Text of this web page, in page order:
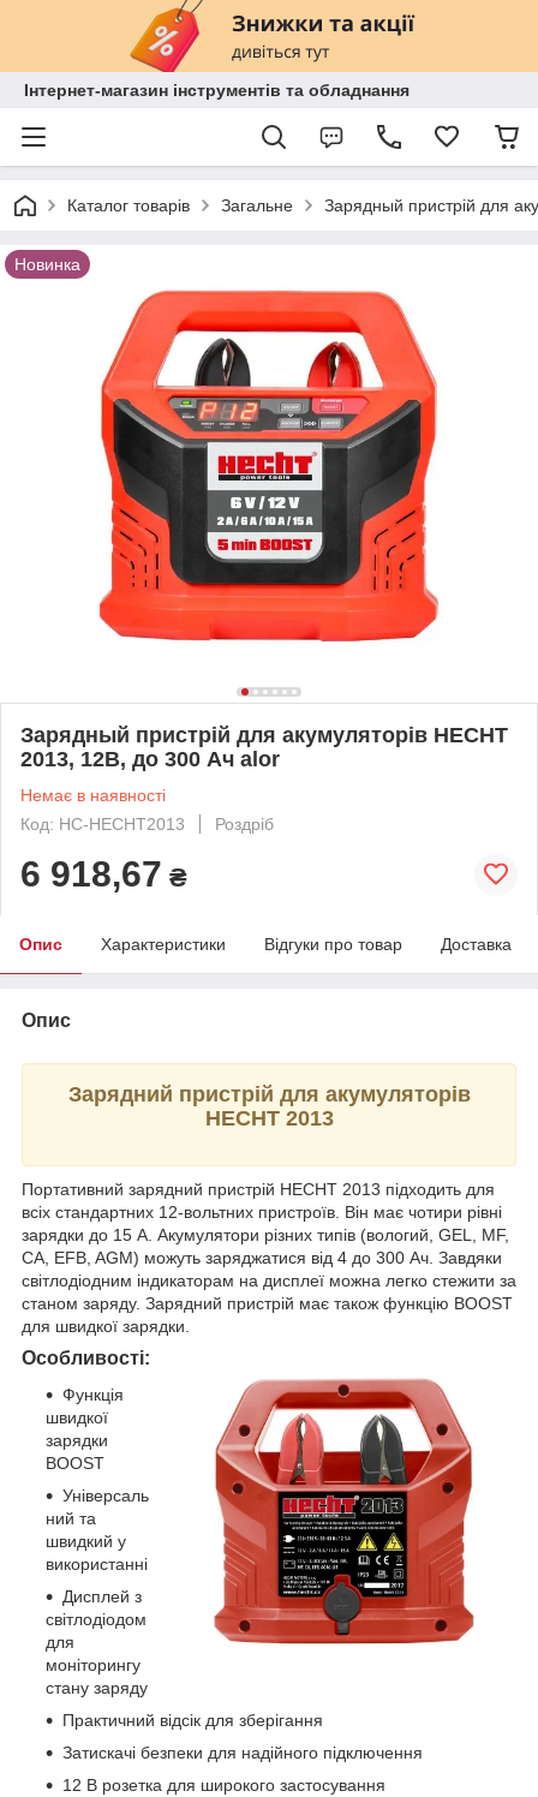
Інтернет-магазин інструментів та обладнання
Каталог товарів Загальне Зарядный пристрій для
Новинка
Зарядный пристрій для акумуляторів HECHT
2013, 12В, до 300 Ач alor
Немає в наявності
Код: HC-HECHT2013
Роздріб
6 918,67 ₴
Опис Характеристики Відгуки про товар Доставка
Опис
Зарядний пристрій для акумуляторів
HECHT 2013
Портативний зарядний пристрій HECHT 2013 підходить для
всіх стандартних 12-вольтних пристроїв. Він має чотири рівні
зарядки до 15 А. Акумулятори різних типів (вологий, GEL, MF,
CA, EFB, AGM) можуть заряджатися від 4 до 300 Ач. Завдяки
світлодіодним індикаторам на дисплеї можна легко стежити за
станом заряду. Зарядний пристрій має також функцію BOOST
для швидкої зарядки.
Особливості:
Функція
швидкої
зарядки
BOOST
Універсаль
ний та
швидкий у
використанні
Дисплей з
світлодіодом
для
моніторингу
стану заряду
Практичний відсік для зберігання
Затискачі безпеки для надійного підключення
12 В розетка для широкого застосування